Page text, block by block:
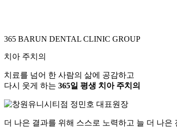
365 BARUN DENTAL CLINIC GROUP
치아 주치의
치료를 넘어 한 사람의 삶에 공감하고
다시 웃게 하는 365일 평생 치아 주치의
더 나은 결과를 위해 스스로 노력하고 늘 더 나은